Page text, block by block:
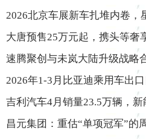
2026北京车展新车扎堆内卷，
大唐预售25万元起，携头等奢
速腾聚创与未岚大陆升级战略
2026年1-3月比亚迪乘用车出
吉利汽车4月销量23.5万辆，新
昌元集团：重估“单项冠军”的